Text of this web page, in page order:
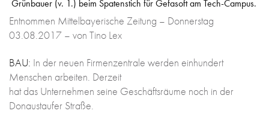
Grünbauer (v. 1.) beim Spatenstich für Gefasoft am Tech-Campus.
Entnommen Mittelbayerische Zeitung – Donnerstag
03.08.2017 – von Tino Lex
BAU: In der neuen Firmenzentrale werden einhundert
Menschen arbeiten. Derzeit
hat das Unternehmen seine Geschäftsräume noch in der
Donaustaufer Straße.